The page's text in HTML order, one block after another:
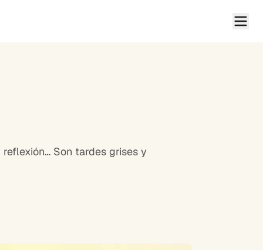
Son tardes grises y